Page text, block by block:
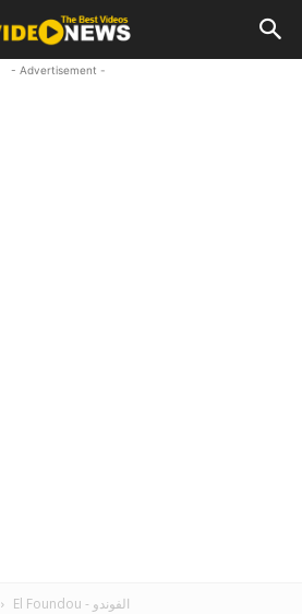
- Advertisement -
El Foundou - الفوندو